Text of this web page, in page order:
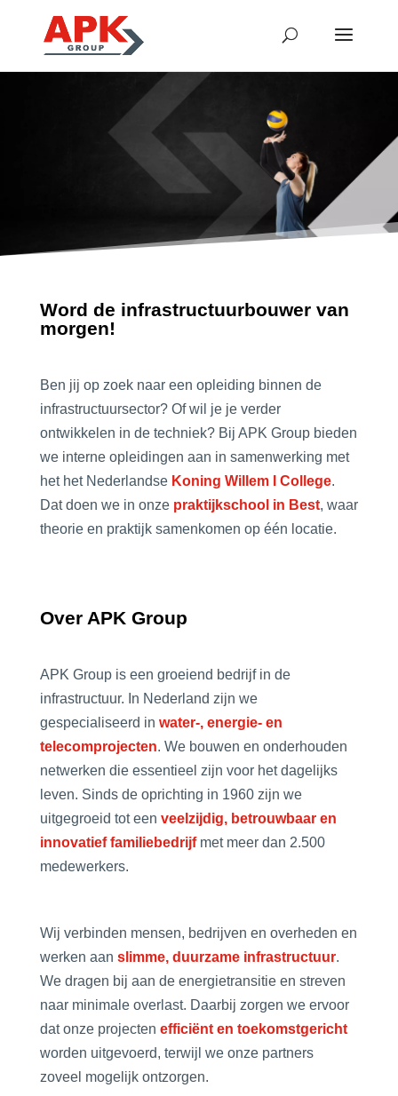
Word de infrastructuurbouwer van
morgen!
Ben jij op zoek naar een opleiding binnen de
infrastructuursector? Of wil je je verder
ontwikkelen in de techniek? Bij APK Group bieden
we interne opleidingen aan in samenwerking met
het het Nederlandse Koning Willem I College.
Datdoen we in onze praktijkschool in Best, waar
theorie en praktijk samenkomen op één locatie.
Over APK Group
APK Group is een groeiend bedrijf in de
infrastructuur. In Nederland zijn we
gespecialiseerd in water-, energie- en
telecomprojecten. We bouwen en onderhouden
netwerken die essentieel zijn voor het dagelijks
leven. Sinds de oprichting in 1960 zijn we
uitgegroeid tot een veelzijdig, betrouwbaar en
innovatief familiebedrijfmet meer dan 2.500
medewerkers.
Wij verbinden mensen, bedrijven en overheden en
werken aan slimme, duurzame infrastructuur.
We dragen bij aan de energietransitieen streven
naar minimale overlast. Daarbij zorgen we ervoor
dat onze projecten efficiënt en toekomstgericht
worden uitgevoerd, terwijl we onze partners
zoveel mogelijk ontzorgen.